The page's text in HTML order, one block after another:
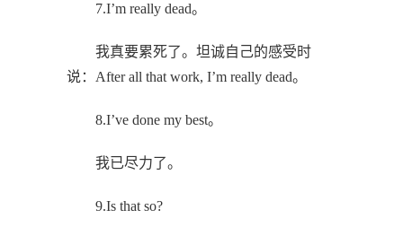
7.I’m really dead。
我真要累死了。坦诚自己的感受时
说：After all that work, I’m really dead。
8.I’ve done my best。
我已尽力了。
9.Is that so?